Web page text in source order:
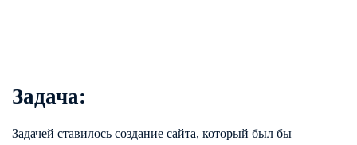
Задача:
Задачей ставилось создание сайта, который был бы